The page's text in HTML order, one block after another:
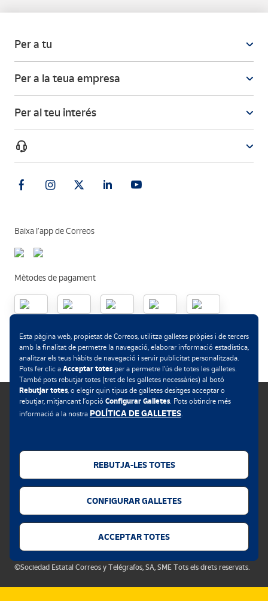
Per a tu
Per a la teua empresa
Per al teu interés
Baixa l’app de Correos
Mètodes de pagament
Privacitat web
Accessibilitat
©Sociedad Estatal Correos y Telégrafos, SA, SME Tots els drets reservats.
Esta pàgina web, propietat de Correos, utilitza galletes pròpies i de tercers
amb la finalitat de permetre la navegació, elaborar informació estadística,
analitzar els teus hàbits de navegació i servir publicitat personalitzada.
Pots fer clic a Acceptar totesper a permetre l’ús de totes les galletes.
També pots rebutjar totes (tret de les galletes necessàries) al botó
Rebutjar totes, o elegir quin tipus de galletes desitges acceptar o
rebutjar, mitjançant l’opció Configurar Galletes. Pots obtindre més
informació a la nostra POLÍTICA DE GALLETES.
REBUTJA-LES TOTES
CONFIGURAR GALLETES
ACCEPTAR TOTES